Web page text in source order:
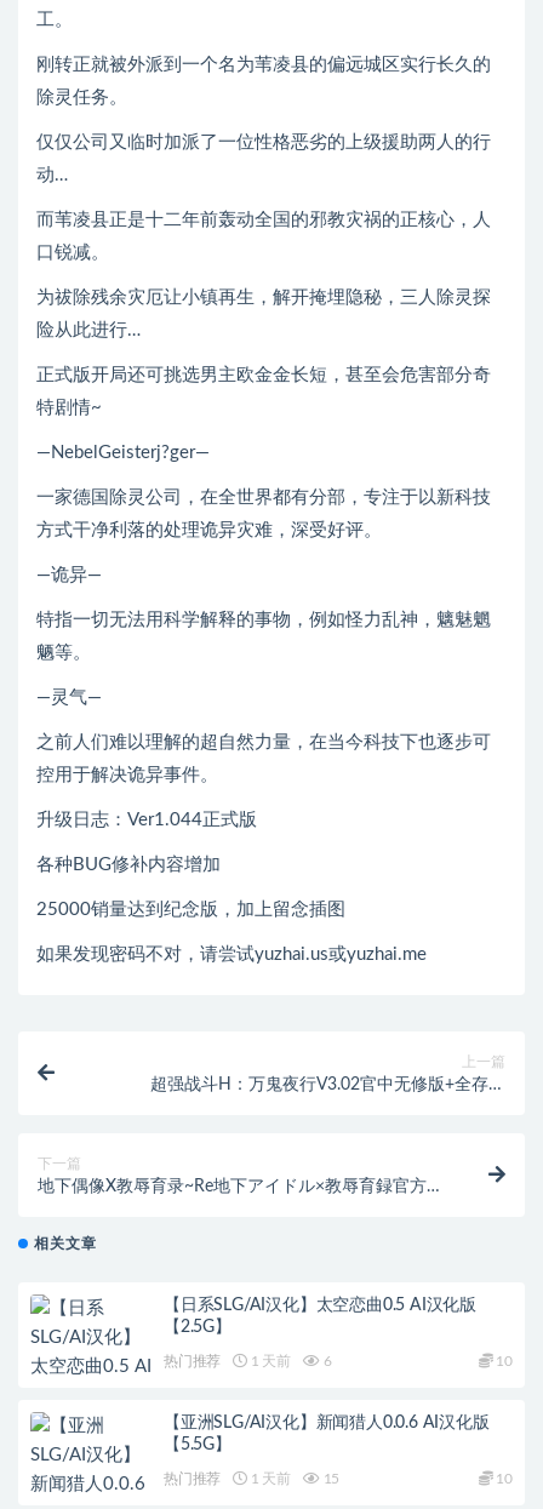
工。
刚转正就被外派到一个名为苇凌县的偏远城区实行长久的
除灵任务。
仅仅公司又临时加派了一位性格恶劣的上级援助两人的行
动…
而苇凌县正是十二年前轰动全国的邪教灾祸的正核心，人
口锐减。
为祓除残余灾厄让小镇再生，解开掩埋隐秘，三人除灵探
险从此进行…
正式版开局还可挑选男主欧金金长短，甚至会危害部分奇
特剧情~
―NebelGeisterj?ger―
一家德国除灵公司，在全世界都有分部，专注于以新科技
方式干净利落的处理诡异灾难，深受好评。
―诡异―
特指一切无法用科学解释的事物，例如怪力乱神，魑魅魍
魉等。
―灵气―
之前人们难以理解的超自然力量，在当今科技下也逐步可
控用于解决诡异事件。
升级日志：Ver1.044正式版
各种BUG修补内容增加
25000销量达到纪念版，加上留念插图
如果发现密码不对，请尝试yuzhai.us或yuzhai.me
上一篇
超强战斗H：万鬼夜行V3.02官中无修版+全存档
下一篇
地下偶像X教辱育录~Re地下アイドル×教辱育録官方中
相关文章
【日系SLG/AI汉化】太空恋曲0.5 AI汉化版
【2.5G】
热门推荐 1 天前 6 10
【亚洲SLG/AI汉化】新闻猎人0.0.6 AI汉化版
【5.5G】
热门推荐 1 天前 15 10